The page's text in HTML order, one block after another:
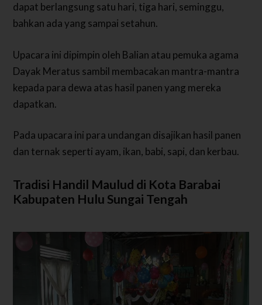
dapat berlangsung satu hari, tiga hari, seminggu,
bahkan ada yang sampai setahun.
Upacara ini dipimpin oleh Balian atau pemuka agama
Dayak Meratus sambil membacakan mantra-mantra
kepada para dewa atas hasil panen yang mereka
dapatkan.
Pada upacara ini para undangan disajikan hasil panen
dan ternak seperti ayam, ikan, babi, sapi, dan kerbau.
Tradisi Handil Maulud di Kota Barabai
Kabupaten Hulu Sungai Tengah